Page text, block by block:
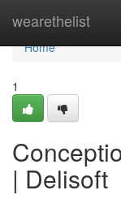
wearethelist
Home
Home
1
| Delisoft